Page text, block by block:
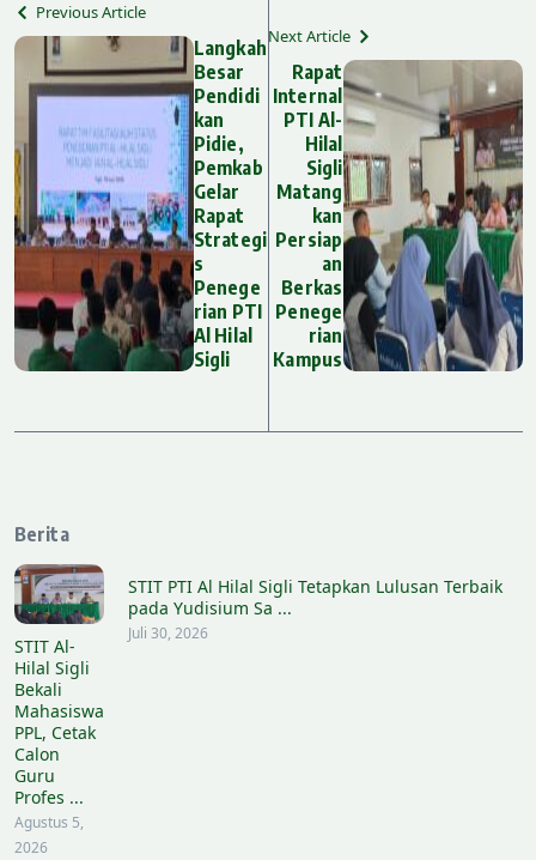
Previous Article
Langkah
Besar
Pendidi
kan
Pidie,
Pemkab
Gelar
Rapat
Strategi
s
Penege
rian PTI
Al Hilal
Sigli
Next Article
Rapat
Internal
PTI Al-
Hilal
Sigli
Matang
kan
Persiap
an
Berkas
Penege
rian
Kampus
Berita
STIT Al-
Hilal Sigli
Bekali
Mahasiswa
PPL, Cetak
Calon
Guru
Profes ...
Agustus 5,
2026
STIT PTI Al Hilal Sigli Tetapkan Lulusan Terbaik
pada Yudisium Sa ...
Juli 30, 2026